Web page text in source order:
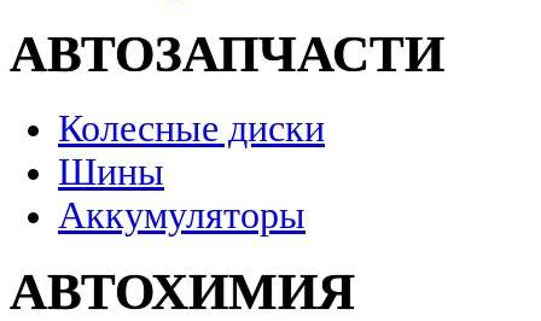
АВТОЗАПЧАСТИ
Колесные диски
Шины
Аккумуляторы
АВТОХИМИЯ